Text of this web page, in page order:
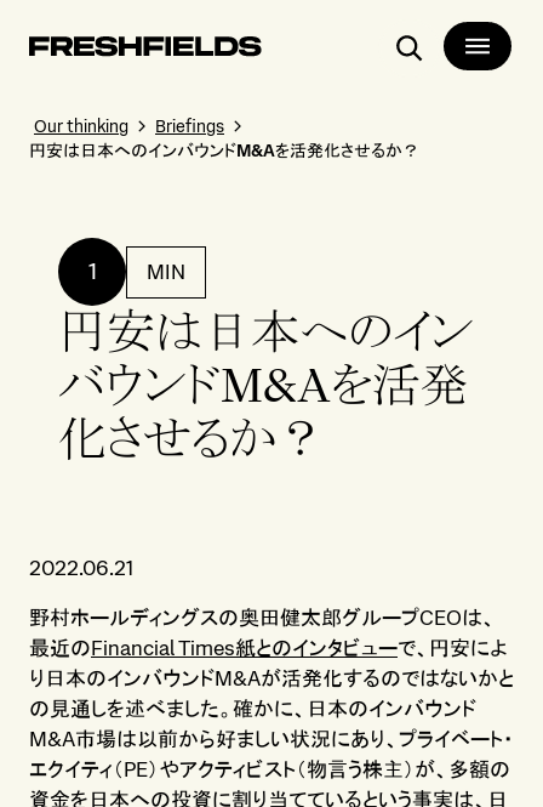
Search
Our thinking
Briefings
円安は日本へのインバウンドM&Aを活発化させるか？
1 MIN
円安は日本へのイン
バウンドM&Aを活発
化させるか？
2022.06.21
野村ホールディングスの奥田健太郎グループCEOは、
最近のFinancial Times紙とのインタビューで、円安によ
り日本のインバウンドM&Aが活発化するのではないかと
の見通しを述べました。確かに、日本のインバウンド
M&A市場は以前から好ましい状況にあり、プライベート・
エクイティ（PE）やアクティビスト（物言う株主）が、多額の
資金を日本への投資に割り当てているという事実は、日